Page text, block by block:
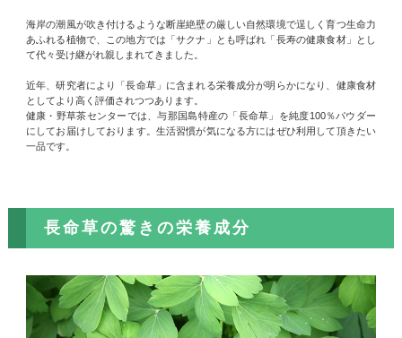
海岸の潮風が吹き付けるような断崖絶壁の厳しい自然環境で逞しく育つ生命力
あふれる植物で、この地方では「サクナ」とも呼ばれ「長寿の健康食材」とし
て代々受け継がれ親しまれてきました。
近年、研究者により「長命草」に含まれる栄養成分が明らかになり、健康食材
としてより高く評価されつつあります。
健康・野草茶センターでは、与那国島特産の「長命草」を純度100％パウダー
にしてお届けしております。生活習慣が気になる方にはぜひ利用して頂きたい
一品です。
長命草の驚きの栄養成分